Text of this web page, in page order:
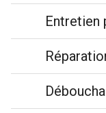
Entretien